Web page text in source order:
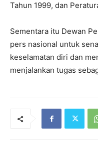
Tahun 1999, dan
Sementara itu Dewan
pers nasional untuk
keselamatan diri dan
menjalankan tugas